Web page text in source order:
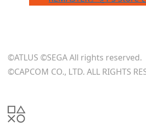
©ATLUS ©SEGA All rights reserved.
©CAPCOM CO., LTD. ALL RIGHTS